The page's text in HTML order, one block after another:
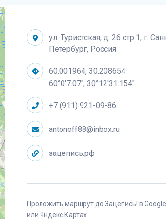
ул. Туристская, д. 26 стр.1, г.
Петербург, Россия
60.001964, 30.208654
60°0'7.07", 30°12'31.154"
+7 (911) 921-09-86
antonoff88@inbox.ru
зацепись.рф
Проложить маршрут до Зацепись! в
илиЯндекс.Картах